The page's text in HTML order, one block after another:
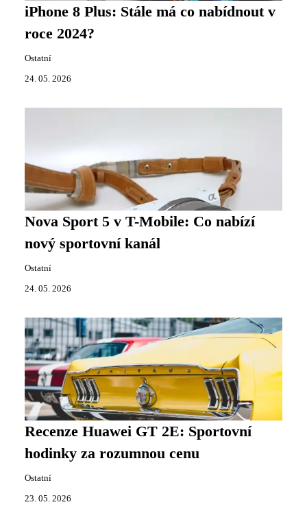
iPhone 8 Plus: Stále má co nabídnout v
roce 2024?
Ostatní
24. 05. 2026
Nova Sport 5 v T-Mobile: Co nabízí
nový sportovní kanál
Ostatní
24. 05. 2026
Recenze Huawei GT 2E: Sportovní
hodinky za rozumnou cenu
Ostatní
23. 05. 2026